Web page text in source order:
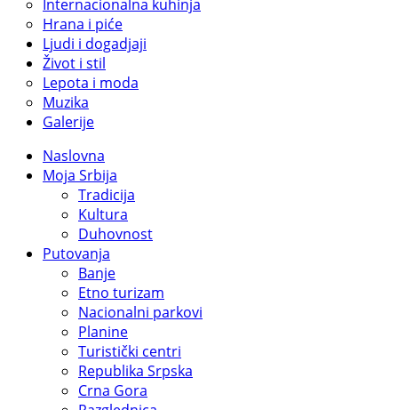
Internacionalna kuhinja
Hrana i piće
Ljudi i dogadjaji
Život i stil
Lepota i moda
Muzika
Galerije
Naslovna
Moja Srbija
Tradicija
Kultura
Duhovnost
Putovanja
Banje
Etno turizam
Nacionalni parkovi
Planine
Turistički centri
Republika Srpska
Crna Gora